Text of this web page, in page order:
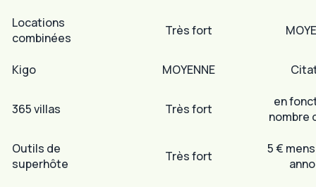
Locations
combinées
Très fort
Kigo MOYENNE
365 villas Très fort
en
nombre
Outils de
superhôte
Très fort
5 €